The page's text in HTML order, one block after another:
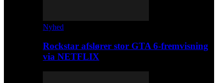
Nyhed
Rockstar afslører stor GTA 6-fremvisning
via NETFLIX